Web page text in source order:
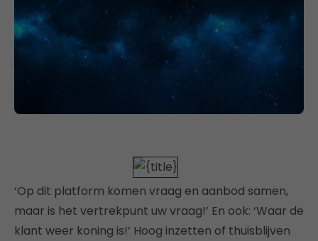
‘Op dit platform komen vraag en aanbod samen,
maar is het vertrekpunt uw vraag!’ En ook: ‘Waar de
klant weer koning is!’ Hoog inzetten of thuisblijven